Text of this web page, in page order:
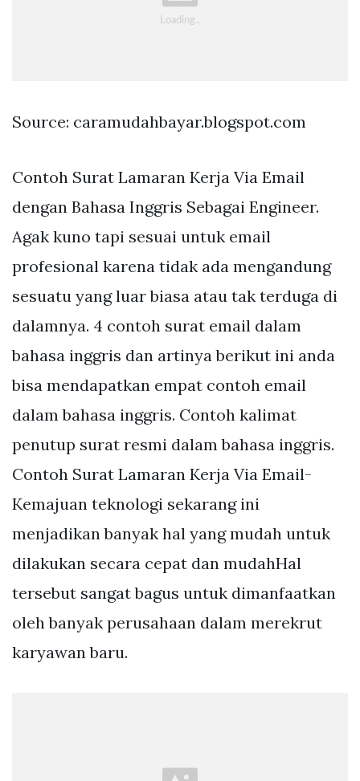
Source: caramudahbayar.blogspot.com
Contoh Surat Lamaran Kerja Via Email
dengan Bahasa Inggris Sebagai Engineer.
Agak kuno tapi sesuai untuk email
profesional karena tidak ada mengandung
sesuatu yang luar biasa atau tak terduga di
dalamnya. 4 contoh surat email dalam
bahasa inggris dan artinya berikut ini anda
bisa mendapatkan empat contoh email
dalam bahasa inggris. Contoh kalimat
penutup surat resmi dalam bahasa inggris.
Contoh Surat Lamaran Kerja Via Email-
Kemajuan teknologi sekarang ini
menjadikan banyak hal yang mudah untuk
dilakukan secara cepat dan mudahHal
tersebut sangat bagus untuk dimanfaatkan
oleh banyak perusahaan dalam merekrut
karyawan baru.